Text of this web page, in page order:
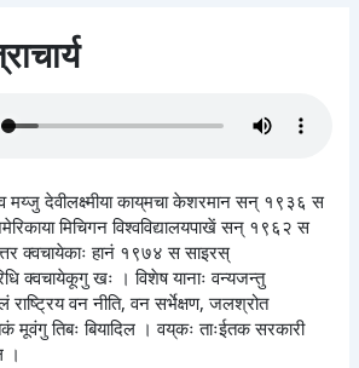
मय्जु देवीलक्ष्मीया काय्‌मचा केशरमान सन् १९३६ स
मिचिगन विश्वविद्यालयपाखें सन् १९६२ स
क्वचायेकाः हानं १९७४ स साइरस्
क्वचायेकूगु खः । विशेष यानाः वन्यजन्तु
राष्ट्रिय वन नीति, वन सर्भेक्षण, जलश्रोत
मूवंगु तिबः बियादिल । वय्‌कः ताःईतक सरकारी
।